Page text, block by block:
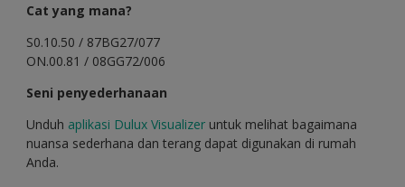
Cat yang mana?
S0.10.50 / 87BG27/077
ON.00.81 / 08GG72/006
Seni penyederhanaan
Unduh aplikasi Dulux Visualizer untuk melihat bagaimana
nuansa sederhana dan terang dapat digunakan di rumah
Anda.